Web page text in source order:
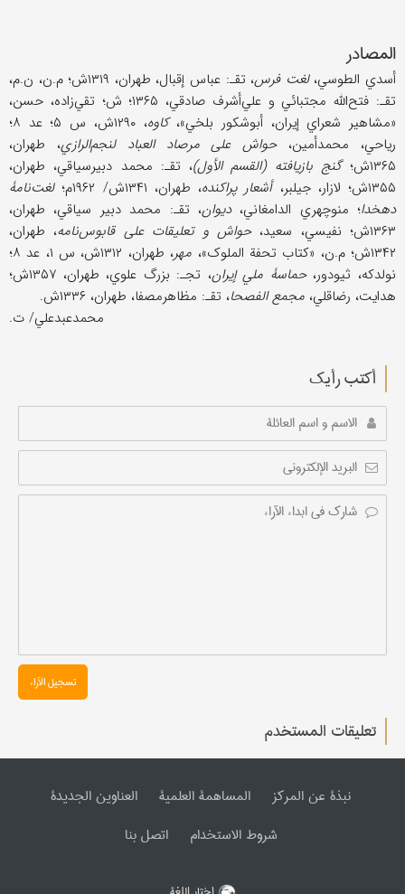
المصادر
أسدي الطوسي، لغت فرس
، تقـ: عباس إقبال، طهران، ۱۳۱۹ش؛ م.ن، ن.م،
تقـ: فتح‌الله مجتبائي و علي‌أشرف صادقي، ۱۳۶۵؛ ش؛ تقي‌زاده، حسن،
«مشاهیر شعراي إیران، أبوشکور بلخي»،کاوه
، ۱۲۹۰ش، س ۵؛ عد ۸؛
ریاحي، محمدأمین، حواش علی مرصاد العباد لنجم‌الرازي، طهران،
۱۳۶۵ش؛
گنج بازیافته (القسم الأول)، تقـ: محمد دبیرسیاقي، طهران،
۱۳۵۵ش؛ لازار، جیلبر،
أشعار پراکنده، طهران، ۱۳۴۱ش/ ۱۹۶۲م؛
لغت‌نامۀ
دهخدا؛ منوچهري الدامغاني،دیوان، تقـ: محمد دبیر سیاقي، طهران،
۱۳۶۳ش؛ نفیسي، سعید،
حواش و تعلیقات علی قابوس‌نامه، طهران،
۱۳۴۲ش؛ م.ن، «کتاب تحفة الملوک»،
مهر
، طهران، ۱۳۱۲ش، س ۱، عد ۸؛
نولدکه، ثیودور،حماسۀ ملي إیران
، تجـ: بزرگ علوي، طهران، ۱۳۵۷ش؛
هدایت، رضاقلي، مجمع الفصحا، تقـ: مظاهرمصفا، طهران، ۱۳۳۶ش.
محمدعبدعلي/ ت.
أکتب رأیك
تسجیل الآراء
تعليقات المستخدم
نبذة عن المرکز المساهمة العلمیة
العناوین الجدیدة
شروط الاستخدام
اتصل بنا